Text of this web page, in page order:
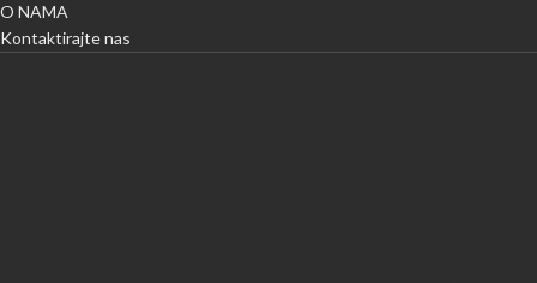
O NAMA
Kontaktirajte nas